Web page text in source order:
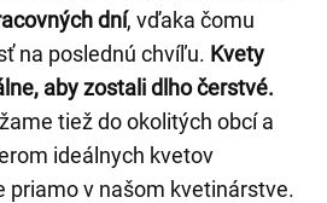
dní, vďaka čomu
na poslednú chvíľu. Kvety
aby zostali dlho čerstvé.
tiež do okolitých obcí a
ideálnych kvetov
priamo v našom kvetinárstve.